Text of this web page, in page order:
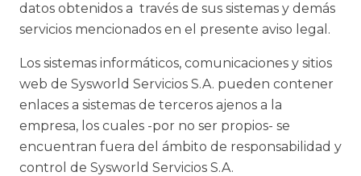
datos obtenidos a través de sus sistemas y demás
servicios mencionados en el presente aviso legal.
Los sistemas informáticos, comunicaciones y sitios
web de Sysworld Servicios S.A. pueden contener
enlaces a sistemas de terceros ajenos a la
empresa, los cuales -por no ser propios- se
encuentran fuera del ámbito de responsabilidad y
control de Sysworld Servicios S.A.